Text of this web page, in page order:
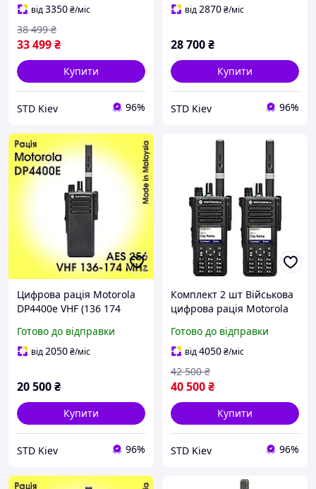
від3350₴/міс
33 499₴
38 499 ₴
Купити
STD Kiev 96%
від2870₴/міс
28 700₴
Купити
STD Kiev 96%
Цифрова рація Motorola
DP4400e VHF (136 174
Bluetooth Wi-Fi DMR
Готово до відправки
від2050₴/міс
20 500₴
Купити
STD Kiev 96%
Комплект 2 шт Військова
цифрова рація Motorola
136-174 МГц 5 Вт
Готово до відправки
від4050₴/міс
40 500₴
42 500 ₴
Купити
STD Kiev 96%